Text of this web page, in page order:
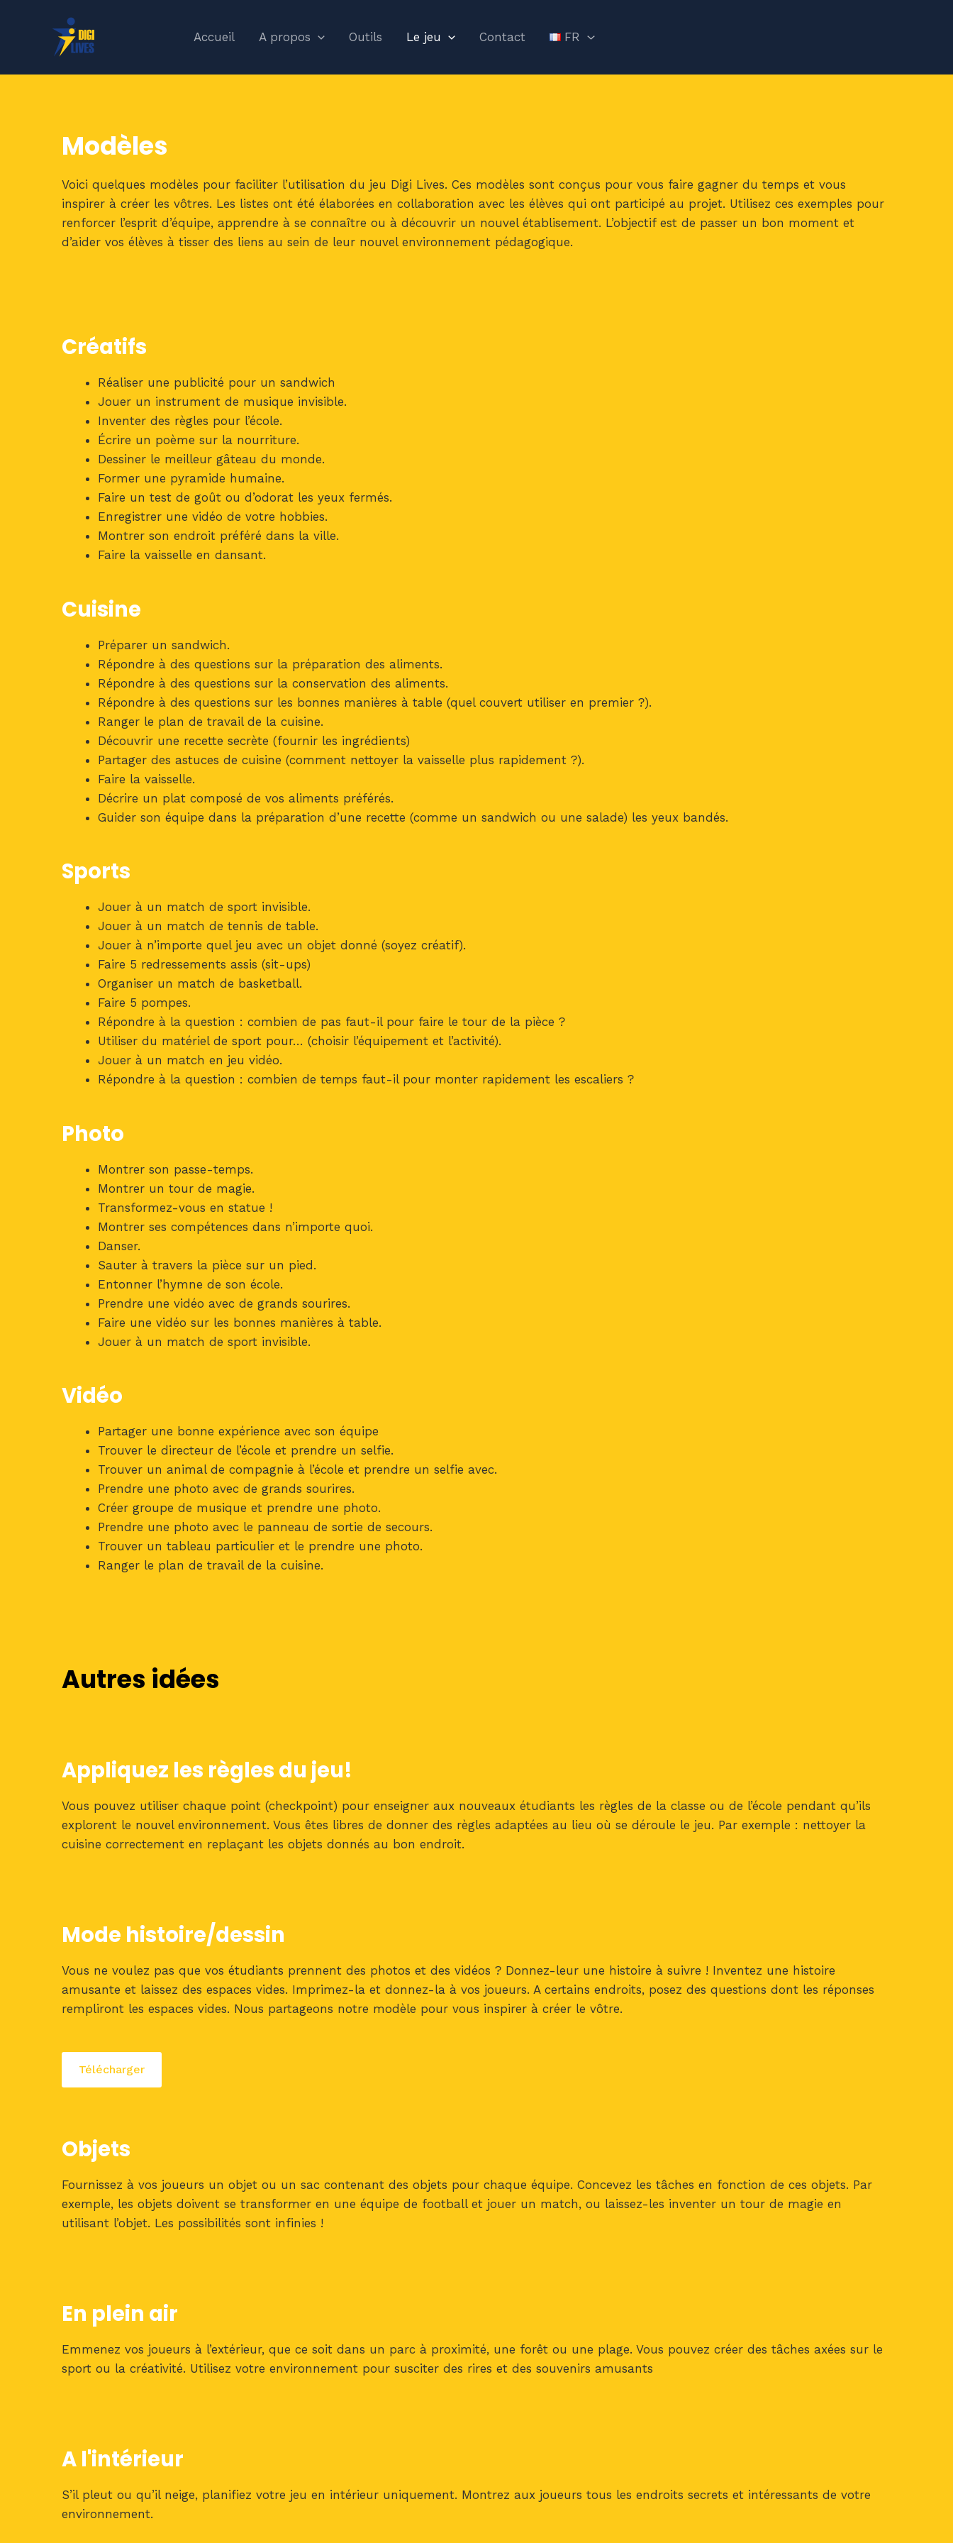
Accueil A propos Outils Le jeu Contact FR
Modèles
Voici quelques modèles pour faciliter l’utilisation du jeu Digi Lives. Ces modèles sont conçus pour vous faire gagner du temps et vous
inspirer à créer les vôtres. Les listes ont été élaborées en collaboration avec les élèves qui ont participé au projet. Utilisez ces exemples pour
renforcer l’esprit d’équipe, apprendre à se connaître ou à découvrir un nouvel établisement. L’objectif est de passer un bon moment et
d’aider vos élèves à tisser des liens au sein de leur nouvel environnement pédagogique.
Créatifs
Réaliser une publicité pour un sandwich
Jouer un instrument de musique invisible.
Inventer des règles pour l’école.
Écrire un poème sur la nourriture.
Dessiner le meilleur gâteau du monde.
Former une pyramide humaine.
Faire un test de goût ou d’odorat les yeux fermés.
Enregistrer une vidéo de votre hobbies.
Montrer son endroit préféré dans la ville.
Faire la vaisselle en dansant.
Cuisine
Préparer un sandwich.
Répondre à des questions sur la préparation des aliments.
Répondre à des questions sur la conservation des aliments.
Répondre à des questions sur les bonnes manières à table (quel couvert utiliser en premier ?).
Ranger le plan de travail de la cuisine.
Découvrir une recette secrète (fournir les ingrédients)
Partager des astuces de cuisine (comment nettoyer la vaisselle plus rapidement ?).
Faire la vaisselle.
Décrire un plat composé de vos aliments préférés.
Guider son équipe dans la préparation d’une recette (comme un sandwich ou une salade) les yeux bandés.
Sports
Jouer à un match de sport invisible.
Jouer à un match de tennis de table.
Jouer à n’importe quel jeu avec un objet donné (soyez créatif).
Faire 5 redressements assis (sit-ups)
Organiser un match de basketball.
Faire 5 pompes.
Répondre à la question : combien de pas faut-il pour faire le tour de la pièce ?
Utiliser du matériel de sport pour… (choisir l’équipement et l’activité).
Jouer à un match en jeu vidéo.
Répondre à la question : combien de temps faut-il pour monter rapidement les escaliers ?
Photo
Montrer son passe-temps.
Montrer un tour de magie.
Transformez-vous en statue !
Montrer ses compétences dans n’importe quoi.
Danser.
Sauter à travers la pièce sur un pied.
Entonner l’hymne de son école.
Prendre une vidéo avec de grands sourires.
Faire une vidéo sur les bonnes manières à table.
Jouer à un match de sport invisible.
Vidéo
Partager une bonne expérience avec son équipe
Trouver le directeur de l’école et prendre un selfie.
Trouver un animal de compagnie à l’école et prendre un selfie avec.
Prendre une photo avec de grands sourires.
Créer groupe de musique et prendre une photo.
Prendre une photo avec le panneau de sortie de secours.
Trouver un tableau particulier et le prendre une photo.
Ranger le plan de travail de la cuisine.
Autres idées
Appliquez les règles du jeu!
Vous pouvez utiliser chaque point (checkpoint) pour enseigner aux nouveaux étudiants les règles de la classe ou de l’école pendant qu’ils
explorent le nouvel environnement. Vous êtes libres de donner des règles adaptées au lieu où se déroule le jeu. Par exemple : nettoyer la
cuisine correctement en replaçant les objets donnés au bon endroit.
Mode histoire/dessin
Vous ne voulez pas que vos étudiants prennent des photos et des vidéos ? Donnez-leur une histoire à suivre ! Inventez une histoire
amusante et laissez des espaces vides. Imprimez-la et donnez-la à vos joueurs. A certains endroits, posez des questions dont les réponses
rempliront les espaces vides. Nous partageons notre modèle pour vous inspirer à créer le vôtre.
Télécharger
Objets
Fournissez à vos joueurs un objet ou un sac contenant des objets pour chaque équipe. Concevez les tâches en fonction de ces objets. Par
exemple, les objets doivent se transformer en une équipe de football et jouer un match, ou laissez-les inventer un tour de magie en
utilisant l’objet. Les possibilités sont infinies !
En plein air
Emmenez vos joueurs à l’extérieur, que ce soit dans un parc à proximité, une forêt ou une plage. Vous pouvez créer des tâches axées sur le
sport ou la créativité. Utilisez votre environnement pour susciter des rires et des souvenirs amusants
A l'intérieur
S’il pleut ou qu’il neige, planifiez votre jeu en intérieur uniquement. Montrez aux joueurs tous les endroits secrets et intéressants de votre
environnement.